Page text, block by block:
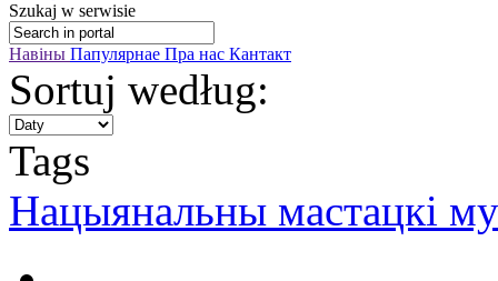
Szukaj w serwisie
Навіны Папулярнае Пра нас Кантакт
Sortuj według:
Tags
Нацыянальны мастацкі